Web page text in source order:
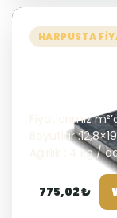
HARPUSTA
Fiyatlarımız
Boyutlar
Ağırlık : 4
775,02 ₺